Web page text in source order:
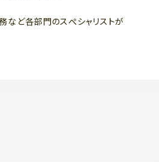
務など各部門のスぺシャリストが